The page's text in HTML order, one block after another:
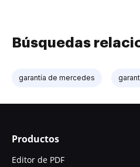
Búsquedas
garantía de mercedes
Productos
Editor de PDF